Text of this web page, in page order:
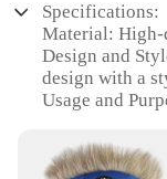
Specifications:
Material: High-
Design and
design with a
Usage and
Typical
activities in